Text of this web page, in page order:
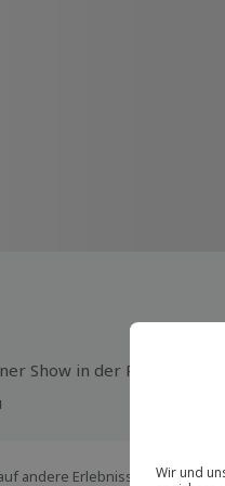
Show in der
andere Erlebnisse bei der